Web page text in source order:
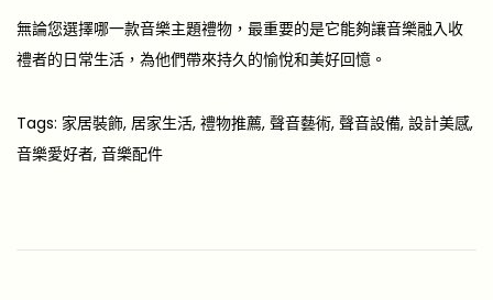
無論您選擇哪一款音樂主題禮物，最重要的是它能夠讓音樂融入收
禮者的日常生活，為他們帶來持久的愉悅和美好回憶。
Tags: 家居裝飾, 居家生活, 禮物推薦, 聲音藝術, 聲音設備, 設計美感,
音樂愛好者, 音樂配件